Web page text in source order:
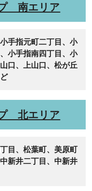
南エリア
指元町二丁目、小
小手指南四丁目、小
口、上山口、松が丘
北エリア
、松葉町、美原町
新井二丁目、中新井